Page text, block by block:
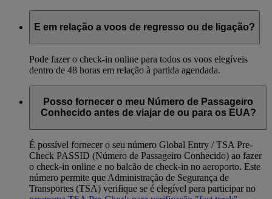
E em relação a voos de regresso ou de ligação?
Pode fazer o check-in online para todos os voos elegíveis
dentro de 48 horas em relação à partida agendada.
Posso fornecer o meu Número de Passageiro
Conhecido antes de viajar de ou para os EUA?
É possível fornecer o seu número Global Entry / TSA Pre-
Check PASSID (Número de Passageiro Conhecido) ao fazer
o check-in online e no balcão de check-in no aeroporto. Este
número permite que Administração de Segurança de
Transportes (TSA) verifique se é elegível para participar no